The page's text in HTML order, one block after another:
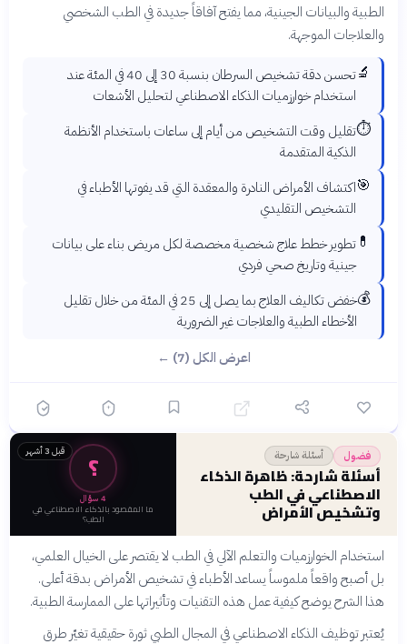
الطبية والبيانات الجينية، مما يفتح آفاقاً جديدة في الطب الشخصي
والعلاجات الموجهة.
🔬
تحسن دقة تشخيص السرطان بنسبة 30 إلى 40 في المئة عند
استخدام خوارزميات الذكاء الاصطناعي لتحليل الأشعات
⏱️تقليل وقت التشخيص من أيام إلى ساعات باستخدام الأنظمة
الذكية المتقدمة
🎯اكتشاف الأمراض النادرة والمعقدة التي قد يفوتها الأطباء في
التشخيص التقليدي
💊 تطوير خطط علاج شخصية مخصصة لكل مريض بناء على بيانات
جينية وتاريخ صحي فردي
💰
خفض تكاليف العلاج بما يصل إلى 25 في المئة من خلال تقليل
الأخطاء الطبية والعلاجات غير الضرورية
اعرض الكل (7) ←
فضول أسئلة شارحة
أسئلة شارحة: ظاهرة الذكاء
الاصطناعي في الطب
وتشخيص الأمراض
قبل 3 أشهر ؟
4 سؤال
ما المقصود بالذكاء الاصطناعي في
الطب؟
استخدام الخوارزميات والتعلم الآلي في الطب لا يقتصر على الخيال العلمي،
بل أصبح واقعاً ملموساً يساعد الأطباء في تشخيص الأمراض بدقة أعلى.
هذا الشرح يوضح كيفية عمل هذه التقنيات وتأثيراتها على الممارسة الطبية.
يُعتبر توظيف الذكاء الاصطناعي في المجال الطبي ثورة حقيقية تغيّر طرق